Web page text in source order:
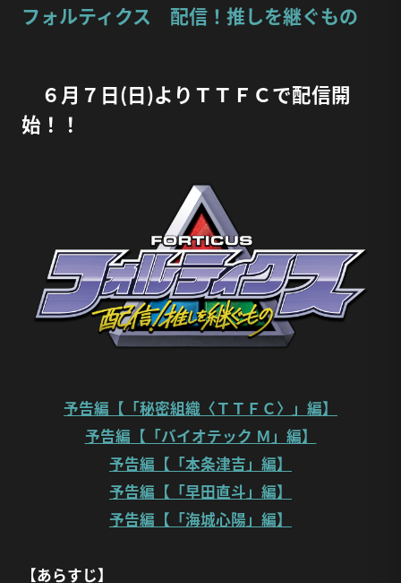
フォルティクス 配信！推しを継ぐもの
６月７日(日)よりＴＴＦＣで配信開
始！！
予告編【「秘密組織〈ＴＴＦＣ〉」編】
予告編【「バイオテック Ｍ」編】
予告編【「本条津吉」編】
予告編【「早田直斗」編】
予告編【「海城心陽」編】
【あらすじ】